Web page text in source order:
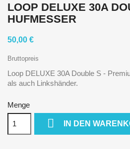
LOOP DELUXE 30A
HUFMESSER
50,00 €
Bruttopreis
Loop DELUXE 30A Double S -
als auch Linkshänder.
Menge
 IN DEN